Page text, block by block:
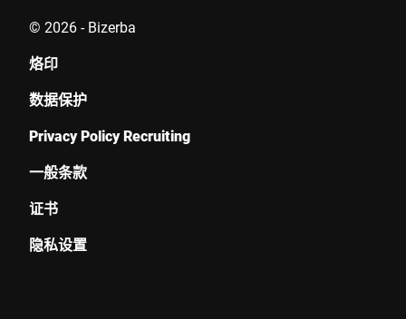
© 2026 - Bizerba
烙印
数据保护
Privacy Policy Recruiting
一般条款
证书
隐私设置